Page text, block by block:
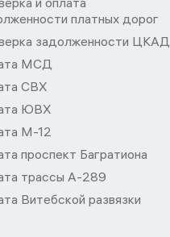
платных дорог
задолженности ЦКАД
МСД
СВХ
ЮВХ
М-12
проспект Багратиона
трассы А-289
Витебской развязки